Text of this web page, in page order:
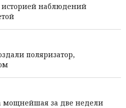
историей наблюдений
поляризатор,
мощнейшая за две недели